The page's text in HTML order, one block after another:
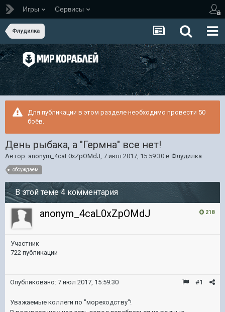
Игры Сервисы
Флудилка
Для публикации в этом разделе необходимо провести 50
боёв.
День рыбака, а "Гермна" все нет!
Автор: anonym_4caL0xZpOMdJ, 7 июл 2017, 15:59:30 в Флудилка
обсуждаем
В этой теме 4 комментария
218
anonym_4caL0xZpOMdJ
Участник
722 публикации
#1
Опубликовано: 7 июл 2017, 15:59:30
Уважаемые коллеги по "мореходству"!